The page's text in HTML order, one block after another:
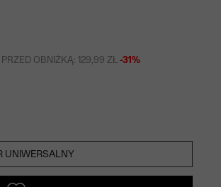
OBNIŻKĄ: 129,99 ZŁ -31%
UNIWERSALNY